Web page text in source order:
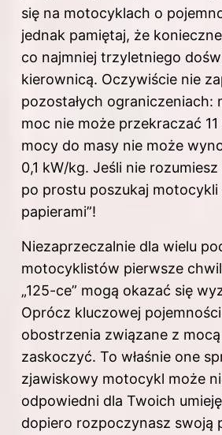
się na motocyklach o
jednak pamiętaj, że
co najmniej trzyletniego
kierownicą. Oczywiście nie
pozostałych ograniczeniach:
moc nie może przekraczać 11
mocy do masy nie może
0,1 kW/kg. Jeśli nie
po prostu poszukaj motocykli
papierami”!
Niezaprzeczalnie dla wielu
motocyklistów pierwsze
„125-ce” mogą okazać się
Oprócz kluczowej
obostrzenia związane z
zaskoczyć. To właśnie one
zjawiskowy motocykl może
odpowiedni dla Twoich
dopiero rozpoczynasz swoją